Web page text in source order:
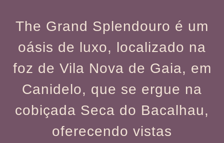
The Grand Splendouro é um
oásis de luxo, localizado na
foz de Vila Nova de Gaia, em
Canidelo, que se ergue na
cobiçada Seca do Bacalhau,
oferecendo vistas